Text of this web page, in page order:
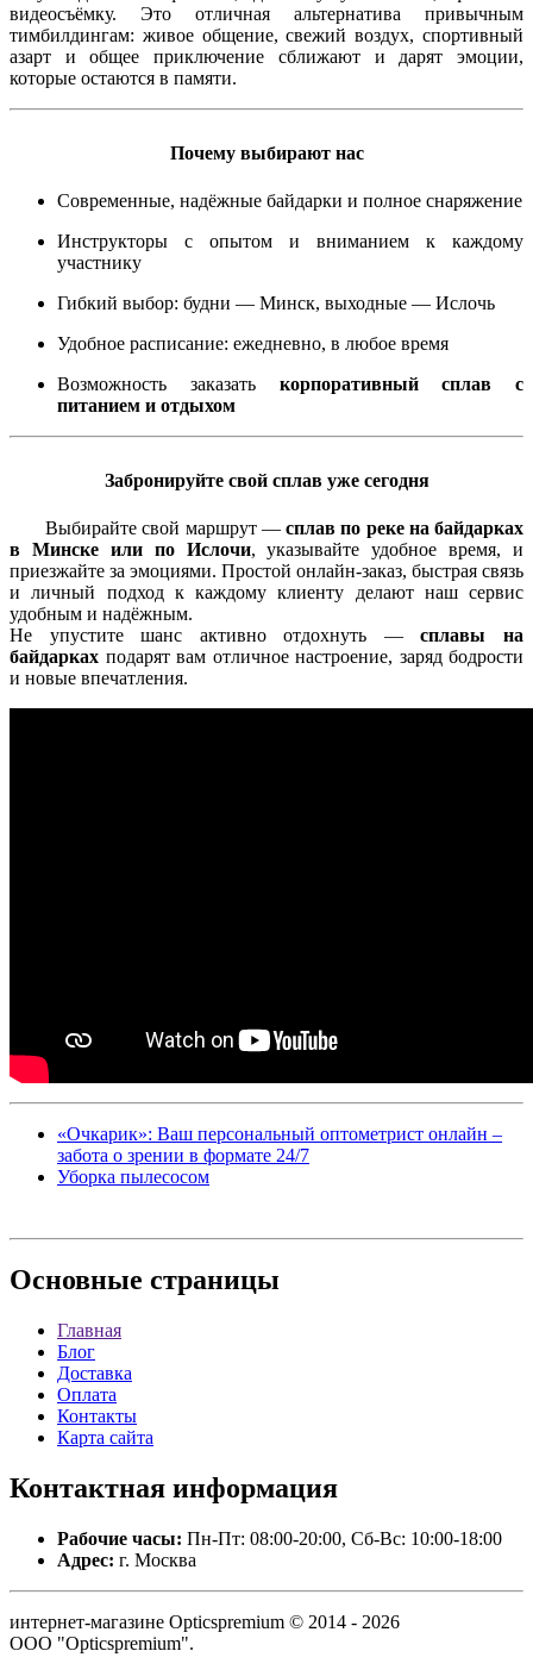
видеосъёмку. Это отличная альтернатива привычным
тимбилдингам: живое общение, свежий воздух, спортивный
азарт и общее приключение сближают и дарят эмоции,
которые остаются в памяти.
Почему выбирают нас
Современные, надёжные байдарки и полное снаряжение
Инструкторы с опытом и вниманием к каждому
участнику
Гибкий выбор: будни — Минск, выходные — Ислочь
Удобное расписание: ежедневно, в любое время
Возможность заказать корпоративный сплав с
питанием и отдыхом
Забронируйте свой сплав уже сегодня
Выбирайте свой маршрут — сплав по реке на байдарках
в Минске или по Ислочи, указывайте удобное время, и
приезжайте за эмоциями. Простой онлайн-заказ, быстрая связь
и личный подход к каждому клиенту делают наш сервис
удобным и надёжным.
Не упустите шанс активно отдохнуть —сплавы на
байдарках подарят вам отличное настроение, заряд бодрости
и новые впечатления.
«Очкарик»: Ваш персональный оптометрист онлайн –
забота о зрении в формате 24/7
Уборка пылесосом
Основные страницы
Главная
Блог
Доставка
Оплата
Контакты
Карта сайта
Контактная информация
Рабочие часы: Пн-Пт: 08:00-20:00, Сб-Вс: 10:00-18:00
Адрес: г. Москва
интернет-магазине Opticspremium © 2014 - 2026
ООО "Opticspremium".